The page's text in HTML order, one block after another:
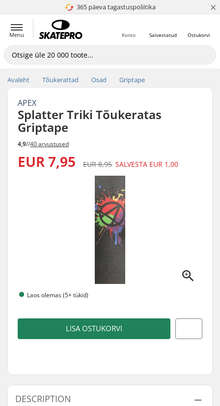
365 päeva tagastuspoliitika
4.8 paljaks 5 ×
Menu Ostukorvi
Salvestatud
Konto
Avaleht Tõukerattad Osad Griptape
APEX
Splatter Triki Tõukeratas
Griptape
4,9//40 arvustused
EUR 7,95 EUR 8,95 SALVESTA EUR 1,00
Laos olemas (5+ tükid)
LISA OSTUKORVI
DESCRIPTION